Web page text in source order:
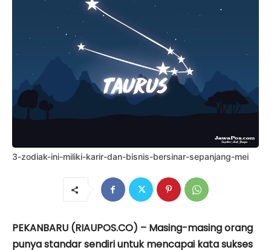
3-zodiak-ini-miliki-karir-dan-bisnis-bersinar-sepanjang-mei
PEKANBARU (RIAUPOS.CO) – Masing-masing orang
punya standar sendiri untuk mencapai kata sukses